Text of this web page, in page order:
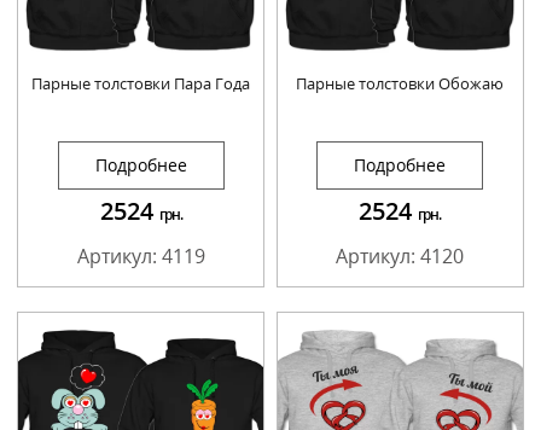
Парные толстовки Пара Года
Подробнее
2524 грн.
Артикул: 4119
Парные толстовки Обожаю
Подробнее
2524 грн.
Артикул: 4120